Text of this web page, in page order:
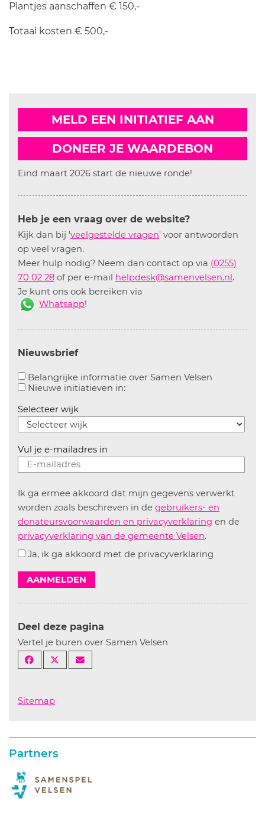
Plantjes aanschaffen € 150,-
Totaal kosten € 500,-
MELD EEN INITIATIEF AAN
DONEER JE WAARDEBON
Eind maart 2026 start de nieuwe ronde!
Heb je een vraag over de website?
Kijk dan bij 'veelgestelde vragen' voor antwoorden
op veel vragen.
Meer hulp nodig? Neem dan contact op via (0255)
70 02 28 of per e-mail helpdesk@samenvelsen.nl.
Je kunt ons ook bereiken via
Whatsapp!
Nieuwsbrief
Belangrijke informatie over Samen Velsen
Nieuwe initiatieven in:Aanvinken om informatie over
Selecteer wijk
Vul je e-mailadres in
Ik ga ermee akkoord dat mijn gegevens verwerkt
worden zoals beschreven in de gebruikers- en
donateursvoorwaarden en privacyverklaring en de
privacyverklaring van de gemeente Velsen.
Ja, ik ga akkoord met de privacyverklaring
AANMELDEN
Deel deze pagina
Vertel je buren over Samen Velsen
Sitemap
Partners